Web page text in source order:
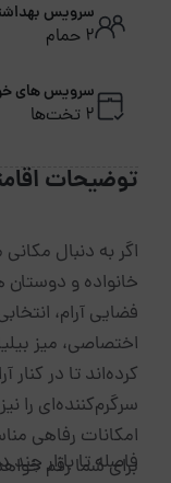
سرویس
2 حمام
سرویس های
2 تخت‌ها
توضیحات
فضایی آرام،
برای شما رقم
فاصله تا بازار